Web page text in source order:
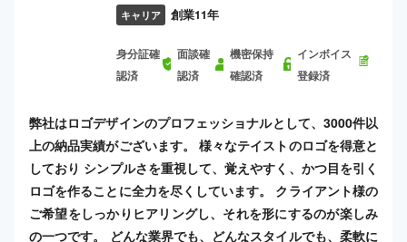
キャリア 創業11年
身分証確
認済
面談確
認済
機密保持
確認済
インボイス
登録済
弊社はロゴデザインのプロフェッショナルとして、3000件以
上の納品実績がございます。 様々なテイストのロゴを得意と
しており シンプルさを重視して、覚えやすく、かつ目を引く
ロゴを作ることに全力を尽くしています。 クライアント様の
ご希望をしっかりヒアリングし、それを形にするのが楽しみ
の一つです。 どんな業界でも、どんなスタイルでも、柔軟に